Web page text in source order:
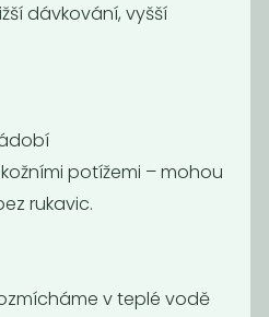
139Kč / Kg
dávkování, vyšší
potížemi – mohou
rukavic.
v teplé vodě